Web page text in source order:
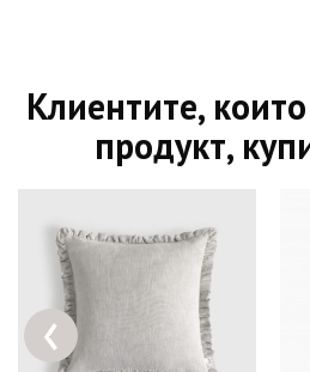
Клиентите,
продукт,
‹